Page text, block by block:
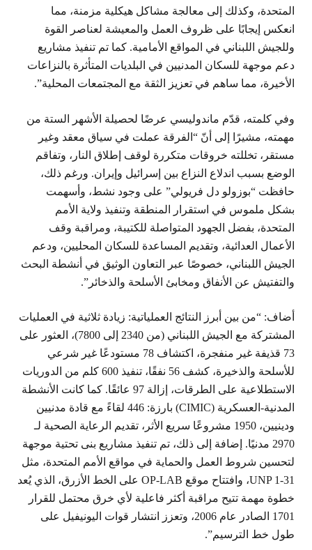
المتحدة، وكذلك إلى معالجة مشاكل هيكلية مزمنة، مما
انعكس إيجابًا على ظروف العمل والمعيشة لعناصر القوة
وللجيش اللبناني في المواقع الأمامية. كما تم تنفيذ مشاريع
دعم موجهة للسكان المدنيين في البلديات المتأثرة بالنزاعات
الأخيرة، مما ساهم في تعزيز الثقة مع المجتمعات المحلية”.
وفي كلمته، قدّم ماندوليسي عرضًا لحصيلة الأشهر الستة من
مهمته، مشيرًا إلى أنّ “الفرقة عملت في سياق معقد وغير
مستقر، تخللته خروقات متكررة لوقف إطلاق النار، وتفاقم
الوضع بسبب اندلاع النزاع بين إسرائيل وإيران. ورغم ذلك،
حافظت “بوزولو دل فريولي” على وجود نشط، وأسهمت
بشكل ملموس في استقرار المنطقة وتنفيذ ولاية الأمم
المتحدة، بفضل الجهود المتواصلة للكتيبة، ومراقبة وقف
الأعمال العدائية، وتقديم المساعدة للسكان المحليين، ودعم
الجيش اللبناني، خصوصًا عبر التعاون الوثيق في أنشطة البحث
والتفتيش عن الأنفاق ومخابئ الأسلحة والذخائر”.
أضاف: “من بين أبرز النتائج العملياتية: زيادة ثلاثية في العمليات
المشتركة مع الجيش اللبناني (من 2340 إلى 7800)، العثور على
73 قذيفة غير منفجرة، اكتشاف 78 مستودعًا غير شرعي
للأسلحة والذخيرة، كشف 56 نفقًا، تنفيذ 600 كلم من الدوريات
الاستطلاعية على الطرقات، إزالة 97 عائقًا. كما كانت الأنشطة
المدنية-العسكرية (CIMIC) بارزة: 446 لقاءً مع قادة مدنيين
ودينيين، 1950 مشروعًا سريع الأثر، تقديم الرعاية الصحية لـ
2970 مدنيًا. إضافة إلى ذلك، تم تنفيذ مشاريع بنى تحتية موجهة
لتحسين شروط العمل والحماية في مواقع الأمم المتحدة، مثل
UNP 1-31، وافتتاح موقع OP-LAB على الخط الأزرق، الذي يُعد
خطوة مهمة تتيح مراقبة أكثر فاعلية لأي خرق محتمل للقرار
1701 الصادر عام 2006، وتعزز انتشار قوات اليونيفيل على
طول خط الترسيم”.